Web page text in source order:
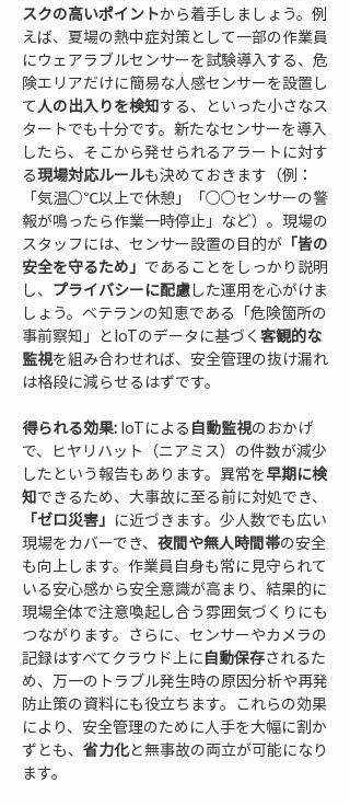
スクの高いポイントから着手しましょう。例
えば、夏場の熱中症対策として一部の作業員
にウェアラブルセンサーを試験導入する、危
険エリアだけに簡易な人感センサーを設置し
て人の出入りを検知する、といった小さなス
タートでも十分です。新たなセンサーを導入
したら、そこから発せられるアラートに対す
る現場対応ルールも決めておきます（例：
「気温○℃以上で休憩」「○○センサーの警
報が鳴ったら作業一時停止」など）。現場の
スタッフには、センサー設置の目的が 「皆の
安全を守るため」 であることをしっかり説明
し、 プライバシーに配慮した運用を心がけま
しょう。ベテランの知恵である「危険箇所の
事前察知」とIoTのデータに基づく 客観的な
監視を組み合わせれば、安全管理の抜け漏れ
は格段に減らせるはずです。
得られる効果: IoTによる 自動監視のおかげ
で、ヒヤリハット（ニアミス）の件数が減少
したという報告もあります。異常を早期に検
知できるため、大事故に至る前に対処でき、
「ゼロ災害」 に近づきます。少人数でも広い
現場をカバーでき、 夜間や無人時間帯の安全
も向上します。作業員自身も常に見守られて
いる安心感から安全意識が高まり、結果的に
現場全体で注意喚起し合う雰囲気づくりにも
つながります。さらに、センサーやカメラの
記録はすべてクラウド上に自動保存されるた
め、万一のトラブル発生時の原因分析や再発
防止策の資料にも役立ちます。これらの効果
により、安全管理のために人手を大幅に割か
ずとも、 省力化と無事故の両立が可能になり
ます。